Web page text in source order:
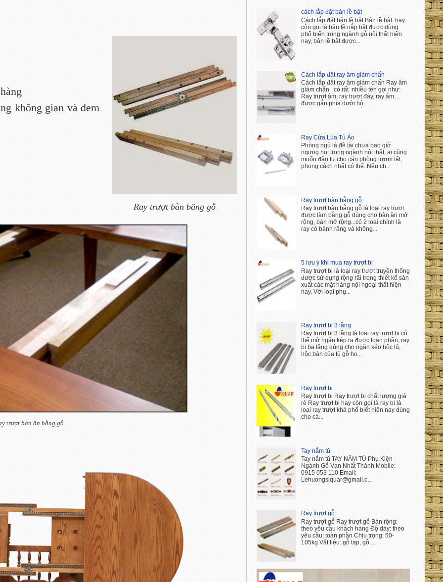
Ray trượt bàn bằng gỗ
không gian và đem
trượt bàn ăn bằng gỗ
cách lắp đặt bản lề bật
Cách lắp đặt bản lề bật Bản lề bật hay
còn gọi là bản lề nắp bật được dùng
phổ biến trong ngành gỗ nội thất hiện
nay, bản lề bật được...
Cách lắp đặt ray âm giảm chấn
Cách lắp đặt ray âm giảm chấn Ray âm
giảm chấn có rất nhiều tên gọi như:
Ray trượt âm, ray trượt đáy, ray âm…
được gắn phía dưới hộ...
Ray Cửa Lùa Tủ Áo
Phòng ngủ là đề tài chưa bao giờ
ngưng hot trong ngành nội thất, ai cũng
muốn đầu tư cho căn phòng tươm tất,
phong cách nhất có thể. Nếu ch...
Ray trượt bàn bằng gỗ
Ray trượt bàn bằng gỗ là loại ray trượt
được làm bằng gỗ dùng cho bàn ăn mở
rộng, bàn mở rộng...có 2 loại chính là
ray có bánh răng và không...
5 lưu ý khi mua ray trượt bi
Ray trượt bi là loại ray trượt truyền thống
được sử dụng rộng rãi trong thiết kế sản
xuất các mặt hàng nội ngoại thất hiện
nay. Với loại phụ...
Ray trượt bi 3 tầng
Ray trượt bi 3 tầng là loại ray trượt bi có
thể mở ngăn kép ra được toàn phần, ray
bi ba tầng dùng cho ngăn kéo hộc tủ,
hộc bàn của tủ gỗ ho...
Ray trượt bi
Ray trượt bi Ray trượt bi chất lượng giá
rẻ Ray trượt bi hay còn gọi là ray bi là
loại ray trượt khá phổ biết hiện nay dùng
cho cá...
Tay nắm tủ
Tay nắm tủ TAY NẮM TỦ Phụ Kiện
Ngành Gỗ Vạn Nhất Thành Mobile:
0915 053 110 Email:
Lehuongsiquar@gmail.c...
Ray trượt gỗ
Ray trượt gỗ Ray trượt gỗ Bản rộng:
theo yêu cầu khách hàng Độ dày: theo
yêu cầu: toàn phần Chịu trọng: 50-
105kg Vất liệu: gỗ tạp, gỗ ...